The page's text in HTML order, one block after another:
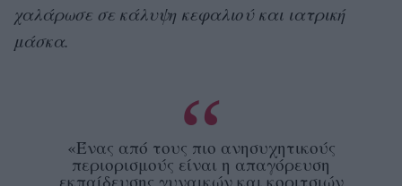
χαλάρωσε σε κάλυψη κεφαλιού και ιατρική
μάσκα.
«Ένας από τους πιο ανησυχητικούς
περιορισμούς είναι η απαγόρευση
εκπαίδευσης γυναικών και κοριτσιών